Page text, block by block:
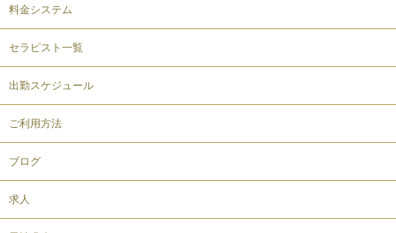
料金システム
セラピスト一覧
出勤スケジュール
ご利用方法
ブログ
求人